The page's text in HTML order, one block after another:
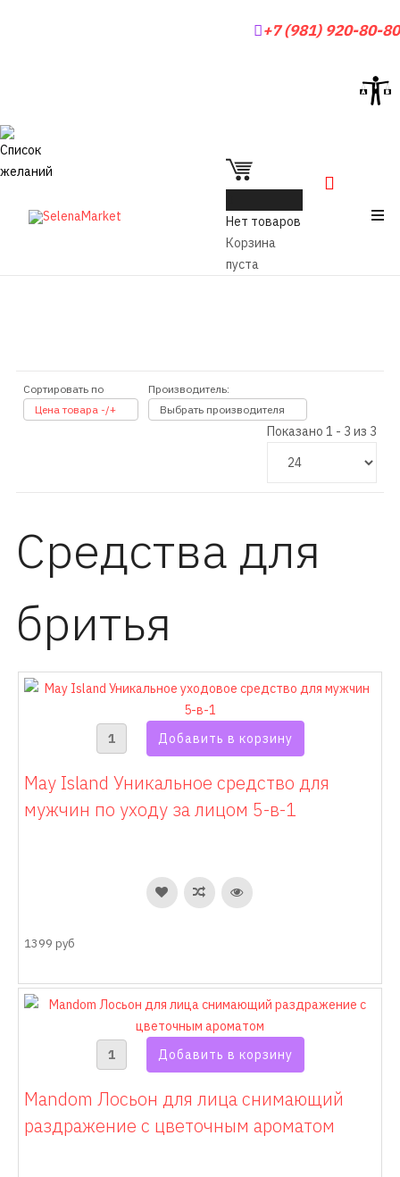
+7 (981) 920-80-80
Нет товаров
Корзина
пуста
Сортировать по
Цена товара -/+
Производитель:
Выбрать производителя
Показано 1 - 3 из 3
Средства для
бритья
May Island Уникальное средство для
мужчин по уходу за лицом 5-в-1
1399 руб
Mandom Лосьон для лица снимающий
раздражение с цветочным ароматом